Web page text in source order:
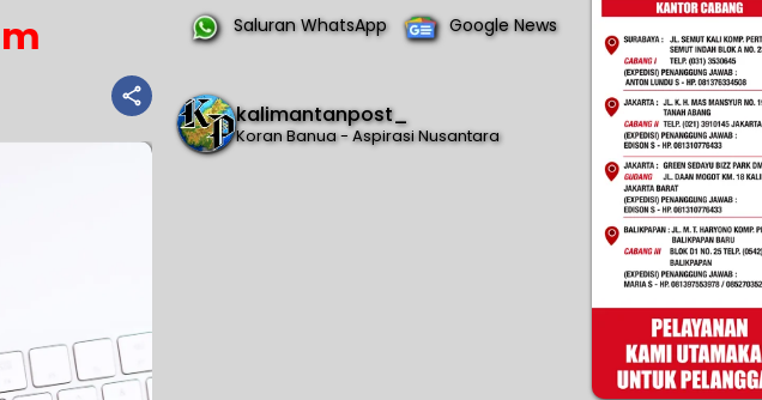
Saluran WhatsApp Google News
kalimantanpost_
Koran Banua - Aspirasi Nusantara